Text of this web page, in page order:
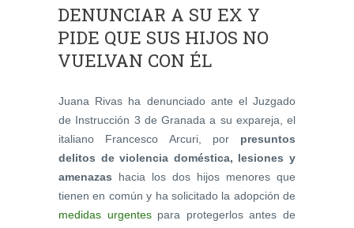
DENUNCIAR A SU EX Y
PIDE QUE SUS HIJOS NO
VUELVAN CON ÉL
Juana Rivas ha denunciado ante el Juzgado
de Instrucción 3 de Granada a su expareja, el
italiano Francesco Arcuri, por presuntos
delitos de violencia doméstica, lesiones y
amenazas hacia los dos hijos menores que
tienen en común y ha solicitado la adopción de
medidas urgentespara protegerlos antes de